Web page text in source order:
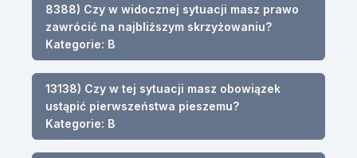
8388) Czy w widocznej sytuacji masz prawo
zawrócić na najbliższym skrzyżowaniu?
Kategorie: B
13138) Czy w tej sytuacji masz obowiązek
ustąpić pierwszeństwa pieszemu?
Kategorie: B